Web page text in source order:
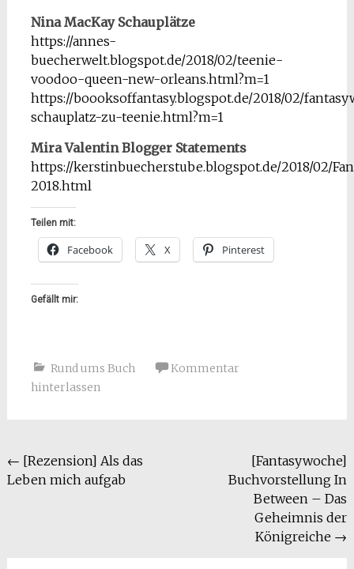
Nina MacKay Schauplätze
https://annes-
buecherwelt.blogspot.de/2018/02/teenie-
voodoo-queen-new-orleans.html?m=1
https://boooksoffantasy.blogspot.de/2018/02/
schauplatz-zu-teenie.html?m=1
Mira Valentin Blogger Statements
https://kerstinbuecherstube.blogspot.de/2018/02/
2018.html
Teilen mit:
Facebook X Pinterest
Gefällt mir:
Rund ums Buch
Kommentar
hinterlassen
Beitragsnavigation
← [Rezension] Als das
Leben mich aufgab
[Fantasywoche]
Buchvorstellung In
Between – Das
Geheimnis der
Königreiche →